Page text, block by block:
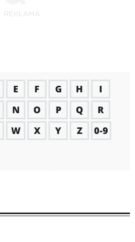
E F G H
I
N O P Q
R
W X Y Z
0-9